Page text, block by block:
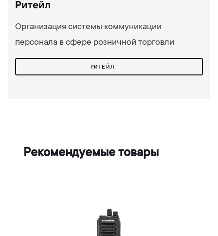
Ритейл
Организация системы коммуникации
персонала в сфере розничной торговли
РИТЕЙЛ
Рекомендуемые товары